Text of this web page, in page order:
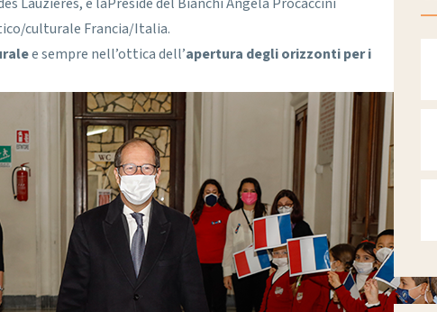
culturale Francia/Italia.
e sempre nell’ottica dell’apertura degli orizzonti per i